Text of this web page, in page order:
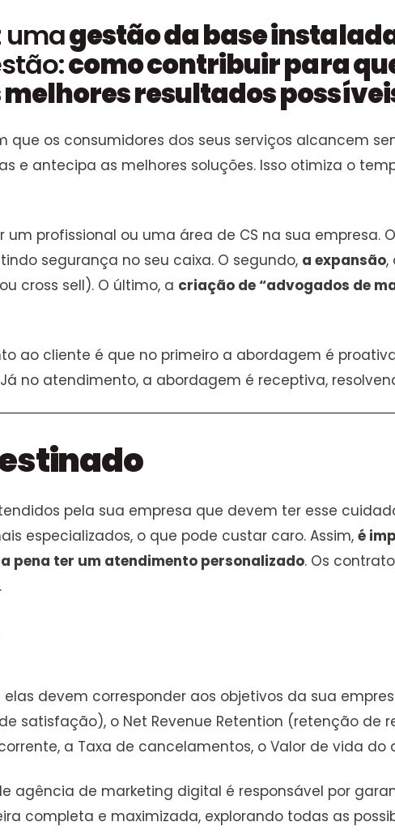
umagestão da base
como contribuir para
resultados
que os consumidores dos seus serviços alcancem
e antecipa as melhores soluções. Isso otimiza o
profissional ou uma área de CS na sua empresa.
segurança no seu caixa. O segundo, a expansão,
cross sell). O último, a criação de “advogados de
ao cliente é que no primeiro a abordagem é
no atendimento, a abordagem é receptiva,
pela sua empresa que devem ter esse
especializados, o que pode custar caro. Assim, é
pena ter um atendimento personalizado. Os
elas devem corresponder aos objetivos da sua
satisfação), o Net Revenue Retention (retenção
a Taxa de cancelamentos, o Valor de vida do
agência de marketing digital é responsável por
completa e maximizada, explorando todas as